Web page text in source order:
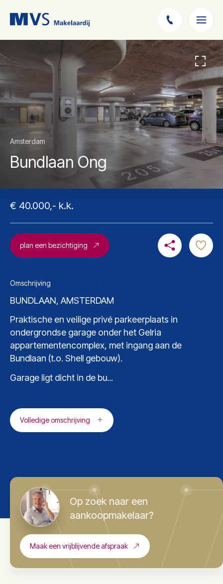
Amsterdam
Bundlaan Ong
€ 40.000,- k.k.
plan een bezichtiging
Omschrijving
BUNDLAAN, AMSTERDAM
Praktische en veilige privé parkeerplaats in
ondergrondse garage onder het Gelria
appartementencomplex, met ingang aan de
Bundlaan (t.o. Shell gebouw).
Garage ligt dicht in de bu...
Volledige omschrijving
Op zoek naar een
aankoopmakelaar?
Maak een vrijblijvende afspraak